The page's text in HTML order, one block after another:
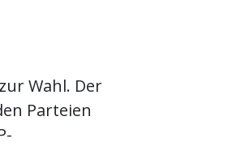
Wahl. Der
Parteien